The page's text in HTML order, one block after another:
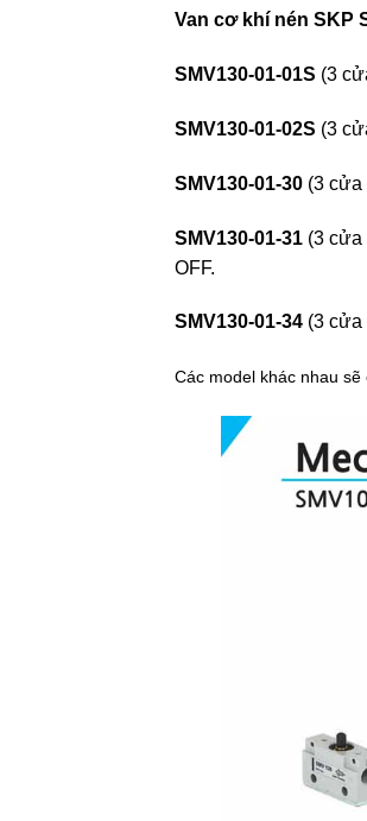
Van cơ khí nén SKP
SMV130-01-01S (3
SMV130-01-02S (3
SMV130-01-30 (3 cửa
SMV130-01-31 (3 cửa
OFF.
SMV130-01-34 (3 cửa
Các model khác nhau